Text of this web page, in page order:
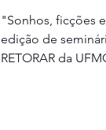
"Sonhos, ficções
edição de
RETORAR da